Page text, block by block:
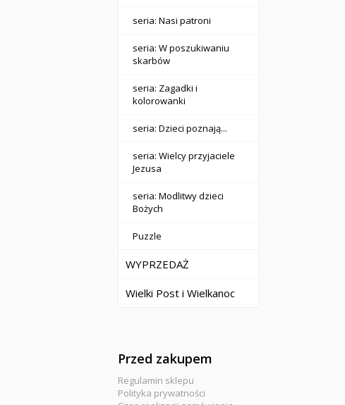
seria: Nasi patroni
seria: W poszukiwaniu
skarbów
seria: Zagadki i
kolorowanki
seria: Dzieci poznają...
seria: Wielcy przyjaciele
Jezusa
seria: Modlitwy dzieci
Bożych
Puzzle
WYPRZEDAŻ
Wielki Post i Wielkanoc
Przed zakupem
Regulamin sklepu
Polityka prywatności